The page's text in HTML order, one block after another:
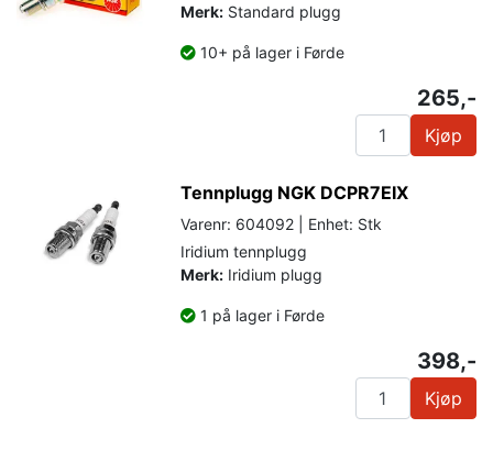
Merk: Standard plugg
10+ på lager i Førde
265,-
Kjøp
Tennplugg NGK DCPR7EIX
Varenr: 604092 | Enhet: Stk
Iridium tennplugg
Merk: Iridium plugg
1 på lager i Førde
398,-
Kjøp